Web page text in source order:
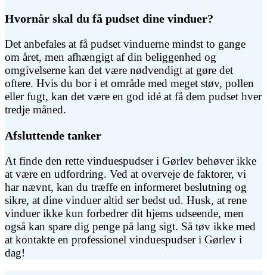
Hvornår skal du få pudset dine vinduer?
Det anbefales at få pudset vinduerne mindst to gange
om året, men afhængigt af din beliggenhed og
omgivelserne kan det være nødvendigt at gøre det
oftere. Hvis du bor i et område med meget støv, pollen
eller fugt, kan det være en god idé at få dem pudset hver
tredje måned.
Afsluttende tanker
At finde den rette vinduespudser i Gørlev behøver ikke
at være en udfordring. Ved at overveje de faktorer, vi
har nævnt, kan du træffe en informeret beslutning og
sikre, at dine vinduer altid ser bedst ud. Husk, at rene
vinduer ikke kun forbedrer dit hjems udseende, men
også kan spare dig penge på lang sigt. Så tøv ikke med
at kontakte en professionel vinduespudser i Gørlev i
dag!